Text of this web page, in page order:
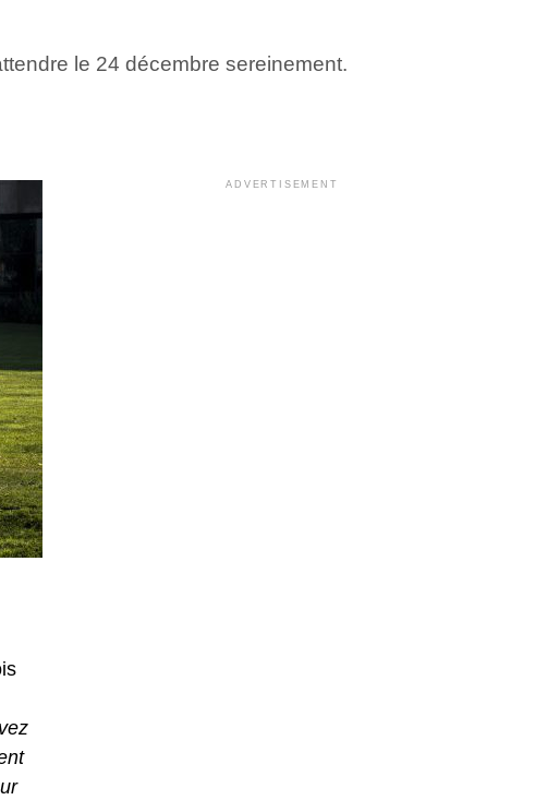
le 24 décembre sereinement.
ADVERTISEMENT